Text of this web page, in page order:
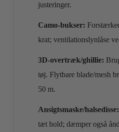
justeringer.
Camo‑bukser:
krat; ventilationslynlåse
3D‑overtræk/ghillie:
tøj. Flytbare blade/mesh
50 m.
Ansigtsmaske/halsedisse:
tæt hold; dæmper også